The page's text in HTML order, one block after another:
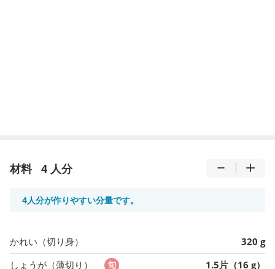
材料 4 人分
4人分が作りやすい分量です。
かれい（切り身）
320 g
しょうが（薄切り）
1.5片（16 g）